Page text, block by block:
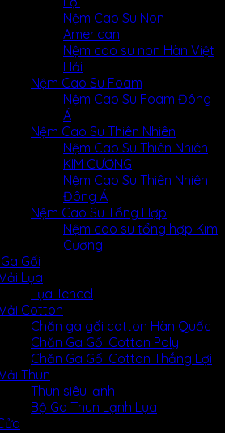
Nệm Cao Su Non
American
Nệm cao su non Hàn Việt
Hải
Nệm Cao Su Foam
Nệm Cao Su Foam Đông
Á
Nệm Cao Su Thiên Nhiên
Nệm Cao Su Thiên Nhiên
KIM CƯƠNG
Nệm Cao Su Thiên Nhiên
Đông Á
Nệm Cao Su Tổng Hợp
Nệm cao su tổng hợp Kim
Cương
Gối
Lụa
Lụa Tencel
Cotton
Chăn ga gối cotton Hàn Quốc
Chăn Ga Gối Cotton Poly
Chăn Ga Gối Cotton Thắng Lợi
Thun
Thun siêu lạnh
Bộ Ga Thun Lạnh Lụa